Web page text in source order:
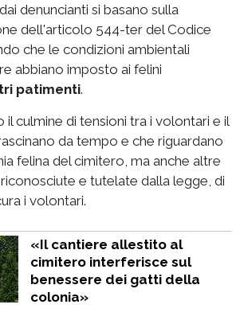
denuncianti si basano sulla
dell'articolo 544-ter del Codice
che le condizioni ambientali
abbiano imposto ai felini
patimenti.
il culmine di tensioni tra i volontari e il
da tempo e che riguardano
felina del cimitero, ma anche altre
e tutelate dalla legge, di
i volontari.
«Il cantiere allestito al
cimitero interferisce sul
benessere dei gatti della
colonia»